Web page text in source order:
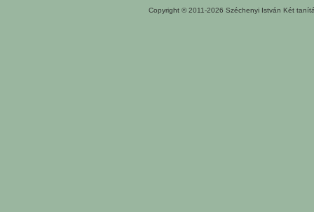
Copyright © 2011-2026 Széchenyi István Két